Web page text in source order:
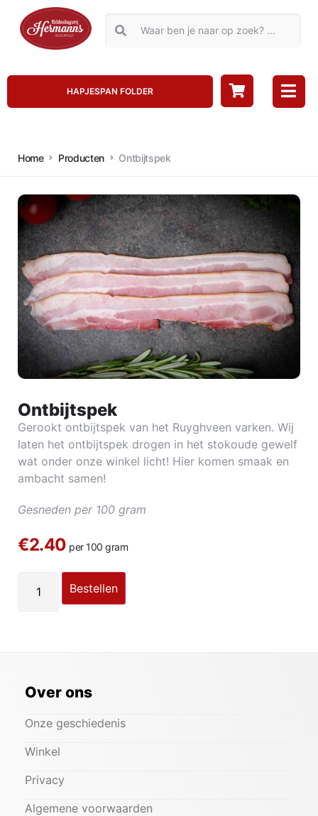
HAPJESPAN FOLDER
Home Producten Ontbijtspek
Ontbijtspek
Gerookt ontbijtspek van het Ruyghveen varken. Wij
laten het ontbijtspek drogen in het stokoude gewelf
wat onder onze winkel licht! Hier komen smaak en
ambacht samen!
Gesneden per 100 gram
€2.40 per 100 gram
Bestellen
Over ons
Onze geschiedenis
Winkel
Privacy
Algemene voorwaarden